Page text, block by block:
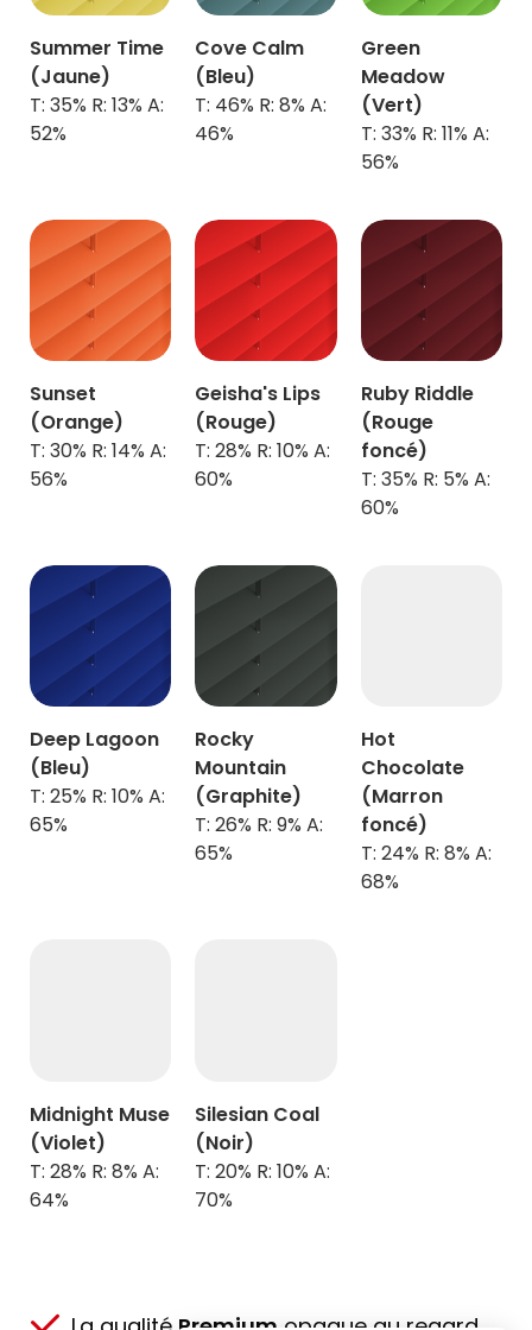
Summer Time
(Jaune)
T: 35% R: 13% A:
52%
Cove Calm
(Bleu)
T: 46% R: 8% A:
46%
Green
Meadow
(Vert)
T: 33% R: 11% A:
56%
Sunset
(Orange)
T: 30% R: 14% A:
56%
Geisha's Lips
(Rouge)
T: 28% R: 10% A:
60%
Ruby Riddle
(Rouge
foncé)
T: 35% R: 5% A:
60%
Deep Lagoon
(Bleu)
T: 25% R: 10% A:
65%
Rocky
Mountain
(Graphite)
T: 26% R: 9% A:
65%
Hot
Chocolate
(Marron
foncé)
T: 24% R: 8% A:
68%
Midnight Muse
(Violet)
T: 28% R: 8% A:
64%
Silesian Coal
(Noir)
T: 20% R: 10% A:
70%